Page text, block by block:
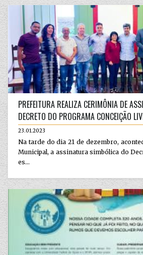
PREFEITURA REALIZA CERIMÔNIA DE
DECRETO DO PROGRAMA CONCEIÇÃO
23.01.2023
Na tarde do dia 21 de dezembro,
Municipal, a assinatura simbólica do
es...